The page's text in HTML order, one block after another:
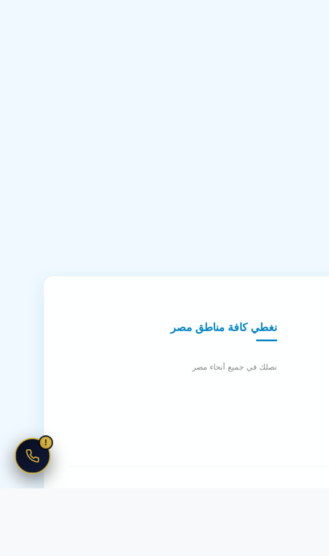
نغطي كافة مناطق مصر
نصلك في جميع أنحاء مصر
!